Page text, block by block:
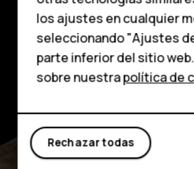
HMD Terra M
Para
Tabletas
Tienda
Mi cuenta
los ajustes en cualquier
seleccionando "Ajustes
parte inferior del sitio
sobre nuestrapolítica de
Rechazar todas